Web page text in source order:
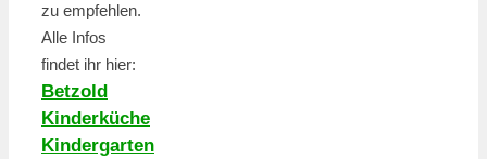
zu empfehlen.
Alle Infos
findet ihr hier:
Betzold
Kinderküche
Kindergarten